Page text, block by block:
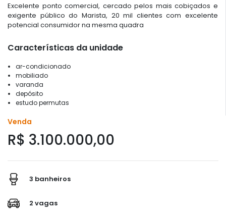
Excelente ponto comercial, cercado pelos mais cobiçados e
exigente público do Marista, 20 mil clientes com excelente
potencial consumidor na mesma quadra
Características da unidade
ar-condicionado
mobiliado
varanda
depósito
estudo permutas
Venda
R$ 3.100.000,00
3 banheiros
2 vagas